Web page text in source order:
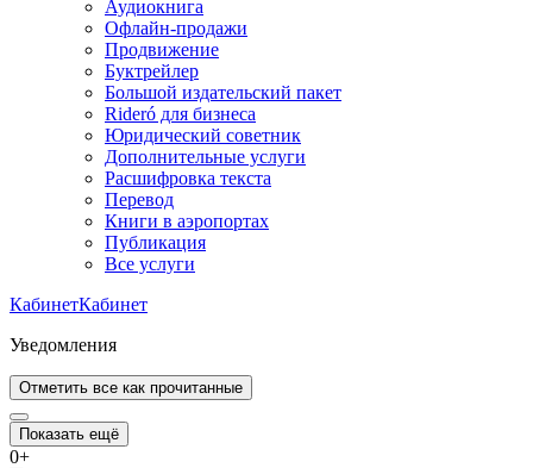
Аудиокнига
Офлайн-продажи
Продвижение
Буктрейлер
Большой издательский пакет
Rideró для бизнеса
Юридический советник
Дополнительные услуги
Расшифровка текста
Перевод
Книги в аэропортах
Публикация
Все услуги
КабинетКабинет
Уведомления
Отметить все как прочитанные
Показать ещё
0+